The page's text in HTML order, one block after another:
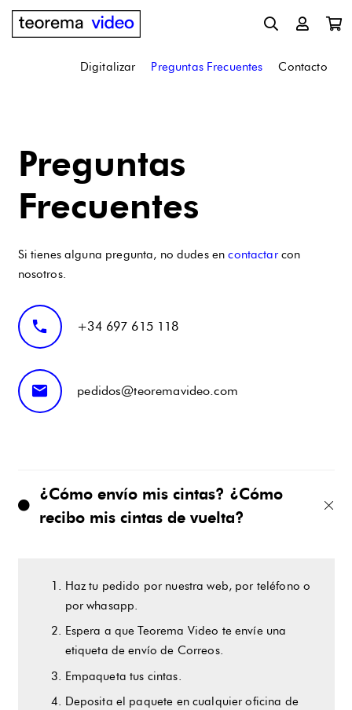
Digitalizar Preguntas Frecuentes Contacto
Preguntas
Frecuentes
Si tienes alguna pregunta, no dudes encontactarcon
nosotros.
phone +34 697 615 118
mail pedidos@teoremavideo.com
¿Cómo envío mis cintas? ¿Cómo
recibo mis cintas de vuelta?
Haz tu pedido por nuestra web, por teléfono o
por whasapp.
Espera a que Teorema Video te envíe una
etiqueta de envío de Correos.
Empaqueta tus cintas.
Deposita el paquete en cualquier oficina de